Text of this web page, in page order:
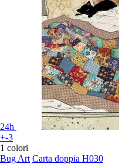
24h
+-3
1 colori
Bug Art Carta doppia H030